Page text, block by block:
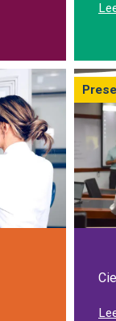
Biología en la